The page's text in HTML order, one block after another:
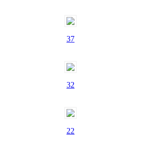
37
32
22